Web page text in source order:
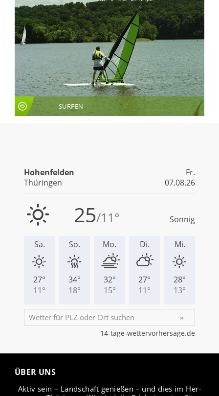
SURFEN
ÜBER UNS
Aktiv sein – Land­schaft ge­nie­ßen – und dies im Her­